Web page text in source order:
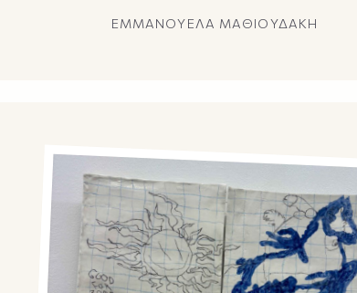
ΕΜΜΑΝΟΥΕΛΑ ΜΑΘΙΟΥΔΑΚΗ